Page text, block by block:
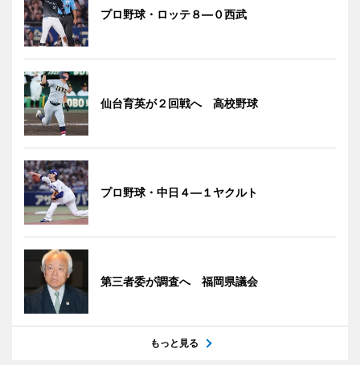
プロ野球・ロッテ８―０西武
仙台育英が２回戦へ 高校野球
プロ野球・中日４―１ヤクルト
第三者委が調査へ 福岡県議会
もっと見る